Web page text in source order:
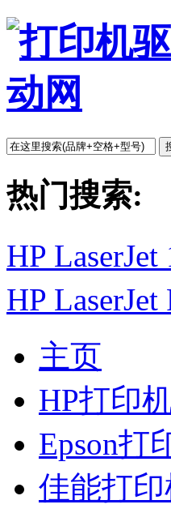
热门搜索:
HP LaserJet
HP LaserJet
主页
HP打印
Epson打
佳能打